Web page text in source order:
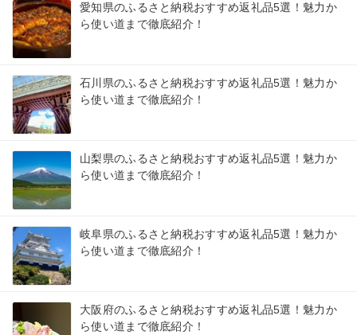
愛知県のふるさと納税おすすめ返礼品5選！魅力か
ら使い道まで徹底紹介！
石川県のふるさと納税おすすめ返礼品5選！魅力か
ら使い道まで徹底紹介！
山梨県のふるさと納税おすすめ返礼品5選！魅力か
ら使い道まで徹底紹介！
岐阜県のふるさと納税おすすめ返礼品5選！魅力か
ら使い道まで徹底紹介！
大阪府のふるさと納税おすすめ返礼品5選！魅力か
ら使い道まで徹底紹介！